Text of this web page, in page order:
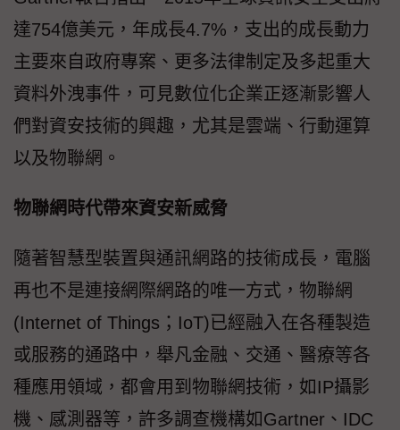
達754億美元，年成長4.7%，支出的成長動力
主要來自政府專案、更多法律制定及多起重大
資料外洩事件，可見數位化企業正逐漸影響人
們對資安技術的興趣，尤其是雲端、行動運算
以及物聯網。
物聯網時代帶來資安新威脅
隨著智慧型裝置與通訊網路的技術成長，電腦
再也不是連接網際網路的唯一方式，物聯網
(Internet of Things；IoT)已經融入在各種製造
或服務的通路中，舉凡金融、交通、醫療等各
種應用領域，都會用到物聯網技術，如IP攝影
機、感測器等，許多調查機構如Gartner、IDC